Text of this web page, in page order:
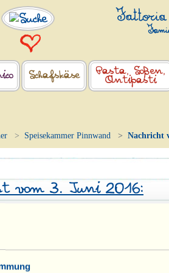
Schafskäse
Pasta, Soßen,
Antipasti
Speisekammer Pinnwand Nachricht
vom 3. Juni 2016:
in der Speisekammer in
Methode Charmat 2015, der